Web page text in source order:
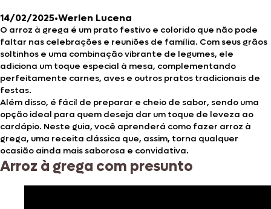
14/02/2025•Werlen Lucena
O arroz à grega é um prato festivo e colorido que não pode
faltar nas celebrações e reuniões de família. Com seus grãos
soltinhos e uma combinação vibrante de legumes, ele
adiciona um toque especial à mesa, complementando
perfeitamente carnes, aves e outros pratos tradicionais de
festas.
Além disso, é fácil de preparar e cheio de sabor, sendo uma
opção ideal para quem deseja dar um toque de leveza ao
cardápio. Neste guia, você aprenderá como fazer arroz à
grega, uma receita clássica que, assim, torna qualquer
ocasião ainda mais saborosa e convidativa.
Arroz à grega com presunto